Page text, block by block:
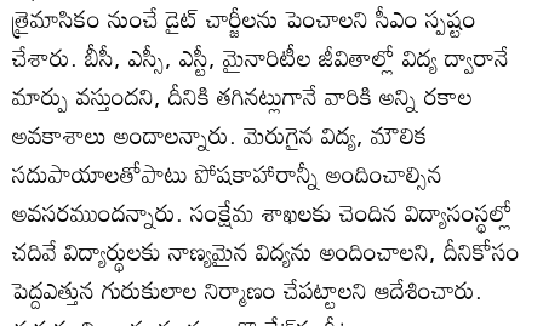
త్రైమాసికం నుంచే డైట్‌ చార్జీలను పెంచాలని సీఎం స్పష్టం
చేశారు. బీసీ, ఎస్సీ, ఎస్టీ, మైనారిటీల జీవితాల్లో విద్య ద్వారానే
మార్పు వస్తుందని, దీనికి తగినట్లుగానే వారికి అన్ని రకాల
అవకాశాలు అందాలన్నారు. మెరుగైన విద్య, మౌలిక
సదుపాయాలతోపాటు పోషకాహారాన్నీ అందించాల్సిన
అవసరముందన్నారు. సంక్షేమ శాఖలకు చెందిన విద్యాసంస్థల్లో
చదివే విద్యార్థులకు నాణ్యమైన విద్యను అందించాలని, దీనికోసం
పెద్దఎత్తున గురుకులాల నిర్మాణం చేపట్టాలని ఆదేశించారు.